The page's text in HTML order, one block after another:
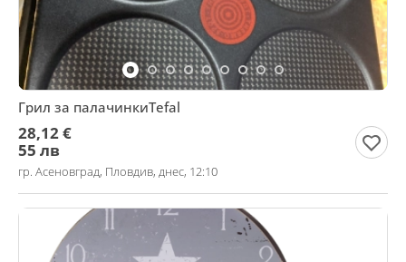
Грил за палачинкиTefal
28,12 €
55 лв
гр. Асеновград, Пловдив, днес, 12:10